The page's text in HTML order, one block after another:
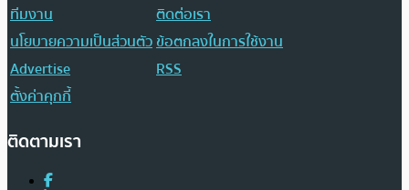
ทีมงาน
ติดต่อเรา
นโยบายความเป็นส่วนตัวข้อตกลงในการใช้งาน
Advertise
RSS
ตั้งค่าคุกกี้
ติดตามเรา